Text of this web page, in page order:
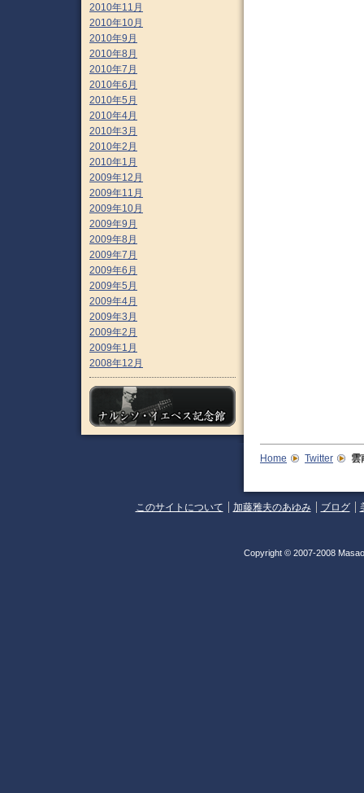
2010年11月
2010年10月
2010年9月
2010年8月
2010年7月
2010年6月
2010年5月
2010年4月
2010年3月
2010年2月
2010年1月
2009年12月
2009年11月
2009年10月
2009年9月
2009年8月
2009年7月
2009年6月
2009年5月
2009年4月
2009年3月
2009年2月
2009年1月
2008年12月
Home Twitter 雲
このサイトについて 加藤雅夫のあゆみ ブログ
Copyright © 2007-2008